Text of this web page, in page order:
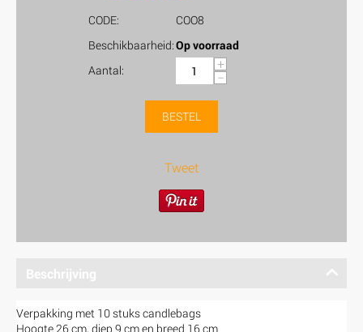
CODE:
COO8
Beschikbaarheid:Op voorraad
Aantal:
+
−
BESTEL
Tweet
Beschrijving
Verpakking met 10 stuks candlebags
Hoogte 26 cm, diep 9 cm en breed 16 cm